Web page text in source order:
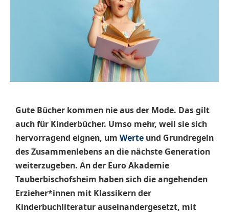
Gute Bücher kommen nie aus der Mode. Das gilt
auch für Kinderbücher. Umso mehr, weil sie sich
hervorragend eignen, um Werte und Grundregeln
des Zusammenlebens an die nächste Generation
weiterzugeben. An der Euro Akademie
Tauberbischofsheim haben sich die angehenden
Erzieher*innen mit Klassikern der
Kinderbuchliteratur auseinandergesetzt, mit